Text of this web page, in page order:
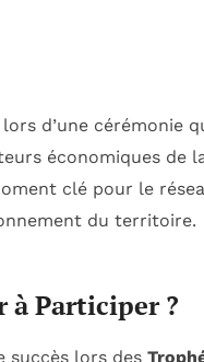
d’une cérémonie
économiques de
clé pour le
du territoire.
à Participer ?
succès lors des